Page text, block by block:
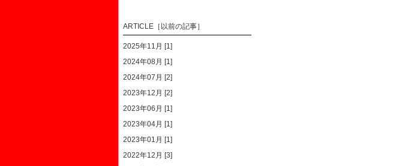
ARTICLE［以前の記事］
2025年11月 [1]
2024年08月 [1]
2024年07月 [2]
2023年12月 [2]
2023年06月 [1]
2023年04月 [1]
2023年01月 [1]
2022年12月 [3]